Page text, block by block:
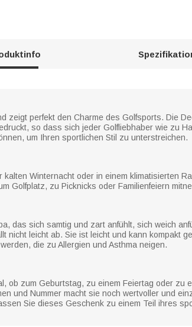
zeigt perfekt den Charme des Golfsports. Die
so dass sich jeder Golfliebhaber wie zu
um Ihren sportlichen Stil zu unterstreichen.
Winternacht oder in einem klimatisierten
Golfplatz, zu Picknicks oder Familienfeiern
das sich samtig und zart anfühlt, sich weich
nicht leicht ab. Sie ist leicht und kann kompakt
die zu Allergien und Asthma neigen.
ob zum Geburtstag, zu einem Feiertag oder zu
und Nummer macht sie noch wertvoller und
Sie dieses Geschenk zu einem Teil ihres